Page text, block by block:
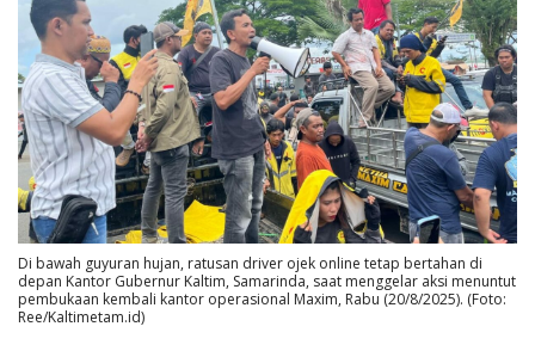
Di bawah guyuran hujan, ratusan driver ojek online tetap bertahan di
depan Kantor Gubernur Kaltim, Samarinda, saat menggelar aksi menuntut
pembukaan kembali kantor operasional Maxim, Rabu (20/8/2025). (Foto:
Ree/Kaltimetam.id)